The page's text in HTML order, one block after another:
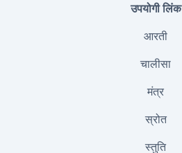
उपयोगी लिंक
आरती
चालीसा
मंत्र
स्रोत
स्तुति